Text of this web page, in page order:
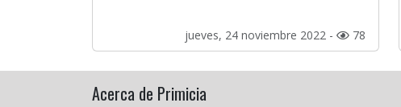
jueves, 24 noviembre 2022 - 78
Acerca de Primicia